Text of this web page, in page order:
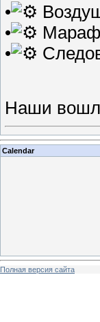
•
•
•
Наши
Calendar
Полная версия сайта